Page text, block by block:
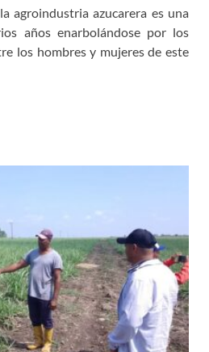
agroindustria azucarera es una
años enarbolándose por los
los hombres y mujeres de este